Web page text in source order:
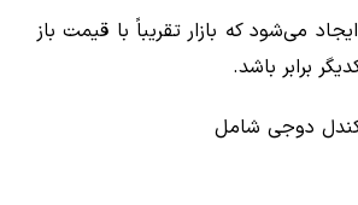
می‌شود که بازار تقریباً با قیمت باز
برابر باشد.
دوجی شامل